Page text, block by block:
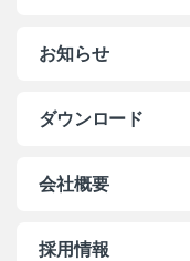
お知らせ
ダウンロード
会社概要
採用情報